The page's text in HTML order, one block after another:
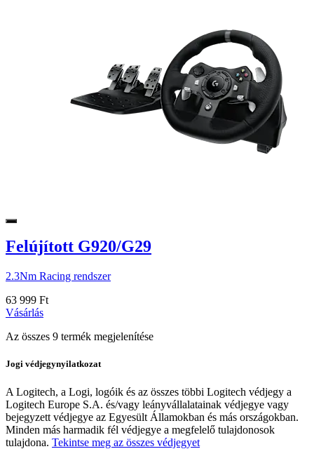
Felújított G920/G29
2.3Nm Racing rendszer
63 999 Ft
Vásárlás
Az összes 9 termék megjelenítése
Jogi védjegynyilatkozat
A Logitech, a Logi, logóik és az összes többi Logitech védjegy a
Logitech Europe S.A. és/vagy leányvállalatainak védjegye vagy
bejegyzett védjegye az Egyesült Államokban és más országokban.
Minden más harmadik fél védjegye a megfelelő tulajdonosok
tulajdona. Tekintse meg az összes védjegyet